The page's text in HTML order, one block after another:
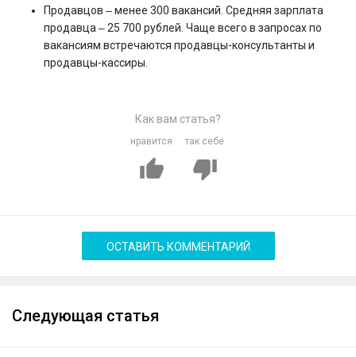
Продавцов ‒ менее 300 вакансий. Средняя зарплата
продавца ‒ 25 700 рублей. Чаще всего в запросах по
вакансиям встречаются продавцы-консультанты и
продавцы-кассиры.
Как вам статья?
нравится так себе
ОСТАВИТЬ КОММЕНТАРИЙ
Следующая статья